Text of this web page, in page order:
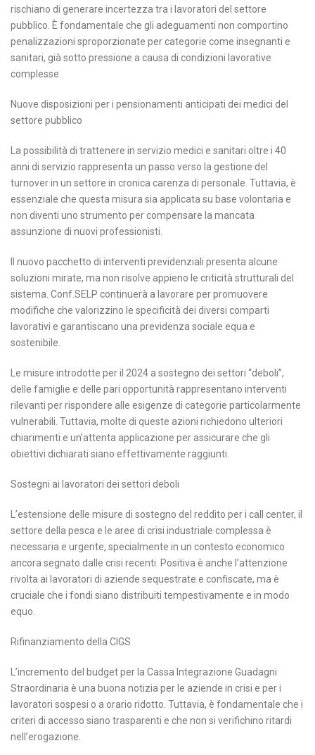
rischiano di generare incertezza tra i lavoratori del settore
pubblico. È fondamentale che gli adeguamenti non comportino
penalizzazioni sproporzionate per categorie come insegnanti e
sanitari, già sotto pressione a causa di condizioni lavorative
complesse.
Nuove disposizioni per i pensionamenti anticipati dei medici del
settore pubblico
La possibilità di trattenere in servizio medici e sanitari oltre i 40
anni di servizio rappresenta un passo verso la gestione del
turnover in un settore in cronica carenza di personale. Tuttavia, è
essenziale che questa misura sia applicata su base volontaria e
non diventi uno strumento per compensare la mancata
assunzione di nuovi professionisti.
Il nuovo pacchetto di interventi previdenziali presenta alcune
soluzioni mirate, ma non risolve appieno le criticità strutturali del
sistema. Conf.SELP continuerà a lavorare per promuovere
modifiche che valorizzino le specificità dei diversi comparti
lavorativi e garantiscano una previdenza sociale equa e
sostenibile.
Le misure introdotte per il 2024 a sostegno dei settori “deboli”,
delle famiglie e delle pari opportunità rappresentano interventi
rilevanti per rispondere alle esigenze di categorie particolarmente
vulnerabili. Tuttavia, molte di queste azioni richiedono ulteriori
chiarimenti e un’attenta applicazione per assicurare che gli
obiettivi dichiarati siano effettivamente raggiunti.
Sostegni ai lavoratori dei settori deboli
L’estensione delle misure di sostegno del reddito per i call center, il
settore della pesca e le aree di crisi industriale complessa è
necessaria e urgente, specialmente in un contesto economico
ancora segnato dalle crisi recenti. Positiva è anche l’attenzione
rivolta ai lavoratori di aziende sequestrate e confiscate, ma è
cruciale che i fondi siano distribuiti tempestivamente e in modo
equo.
Rifinanziamento della CIGS
L’incremento del budget per la Cassa Integrazione Guadagni
Straordinaria è una buona notizia per le aziende in crisi e per i
lavoratori sospesi o a orario ridotto. Tuttavia, è fondamentale che i
criteri di accesso siano trasparenti e che non si verifichino ritardi
nell’erogazione.